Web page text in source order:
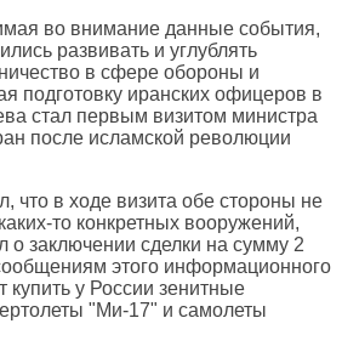
во внимание данные события,
развивать и углублять
в сфере обороны и
подготовку иранских офицеров в
стал первым визитом министра
после исламской революции
что в ходе визита обе стороны не
то конкретных вооружений,
заключении сделки на сумму 2
этого информационного
купить у России зенитные
"Ми-17" и самолеты